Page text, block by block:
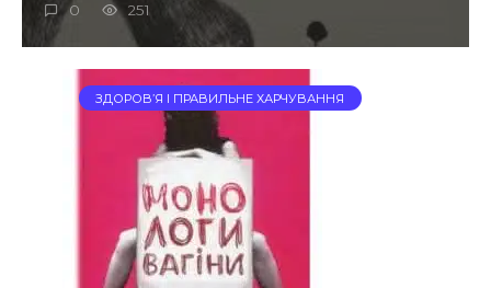
0 251
ЗДОРОВ’Я І ПРАВИЛЬНЕ ХАРЧУВАННЯ